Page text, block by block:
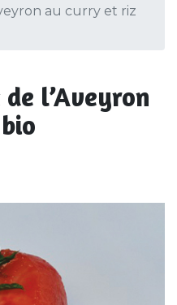
au curry et riz
l’Aveyron